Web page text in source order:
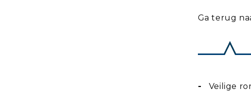
Ga terug
- Veilige